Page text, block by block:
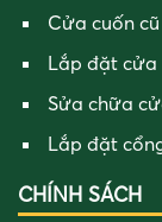
Cửa cuốn cũ
Lắp đặt cửa
Sửa chữa
Lắp đặt
CHÍNH SÁCH